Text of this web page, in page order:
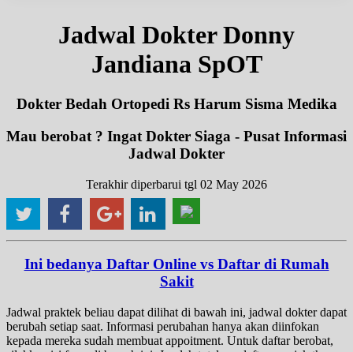
Jadwal Dokter Donny
Jandiana SpOT
Dokter Bedah Ortopedi Rs Harum Sisma Medika
Mau berobat ? Ingat Dokter Siaga - Pusat Informasi
Jadwal Dokter
Terakhir diperbarui tgl 02 May 2026
Ini bedanya Daftar Online vs Daftar di Rumah
Sakit
Jadwal praktek beliau dapat dilihat di bawah ini, jadwal dokter dapat
berubah setiap saat. Informasi perubahan hanya akan diinfokan
kepada mereka sudah membuat appoitment. Untuk daftar berobat,